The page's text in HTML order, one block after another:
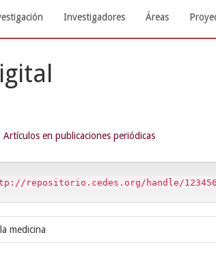
Investigadores Áreas
Artículos en publicaciones periódicas
repositorio.cedes.org/handle/
medicina